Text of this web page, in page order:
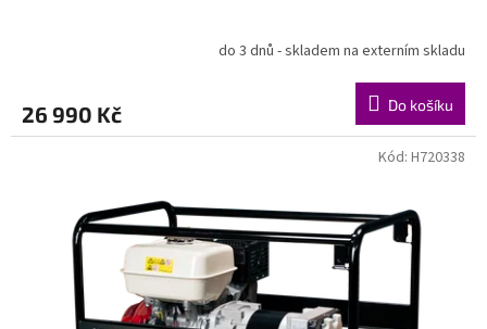
do 3 dnů - skladem na externím skladu
26 990 Kč Do košíku
Kód: H720338